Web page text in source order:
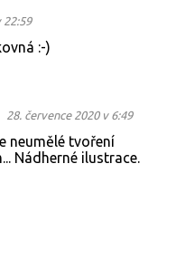
22:59
:-)
28. července 2020 v 6:49
neumělé tvoření
Nádherné ilustrace.